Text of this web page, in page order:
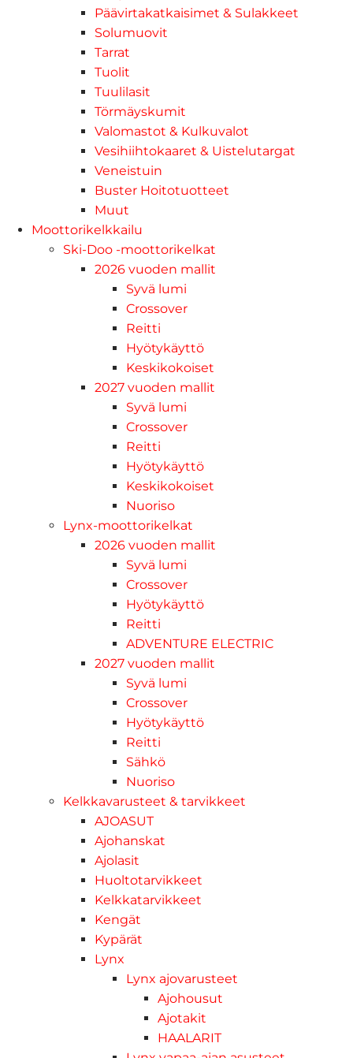
Päävirtakatkaisimet & Sulakkeet
Solumuovit
Tarrat
Tuolit
Tuulilasit
Törmäyskumit
Valomastot & Kulkuvalot
Vesihiihtokaaret & Uistelutargat
Veneistuin
Buster Hoitotuotteet
Muut
Moottorikelkkailu
Ski-Doo -moottorikelkat
2026 vuoden mallit
Syvä lumi
Crossover
Reitti
Hyötykäyttö
Keskikokoiset
2027 vuoden mallit
Syvä lumi
Crossover
Reitti
Hyötykäyttö
Keskikokoiset
Nuoriso
Lynx-moottorikelkat
2026 vuoden mallit
Syvä lumi
Crossover
Hyötykäyttö
Reitti
ADVENTURE ELECTRIC
2027 vuoden mallit
Syvä lumi
Crossover
Hyötykäyttö
Reitti
Sähkö
Nuoriso
Kelkkavarusteet & tarvikkeet
AJOASUT
Ajohanskat
Ajolasit
Huoltotarvikkeet
Kelkkatarvikkeet
Kengät
Kypärät
Lynx
Lynx ajovarusteet
Ajohousut
Ajotakit
HAALARIT